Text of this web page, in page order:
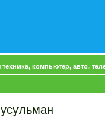
техника, компьютер, авто,